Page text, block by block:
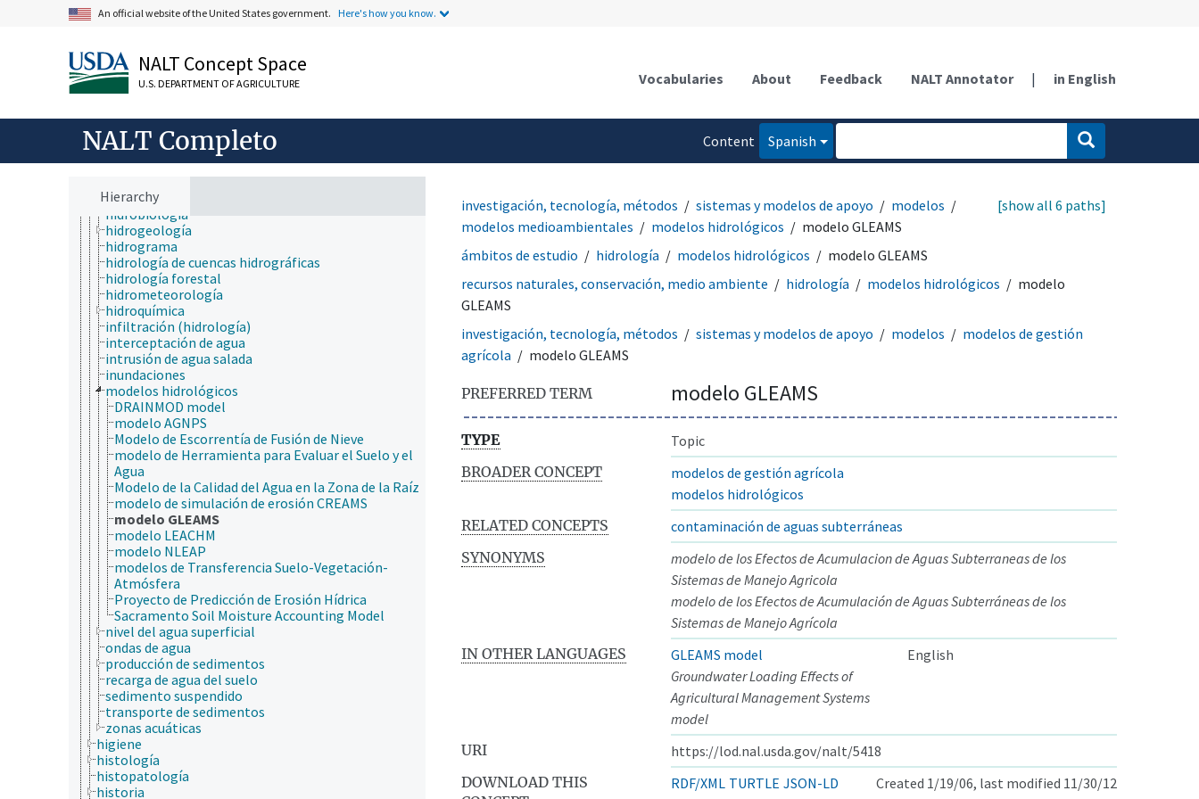
An official website of the United States government. Here's how you know.
NALT Concept Space
U.S. DEPARTMENT OF AGRICULTURE Vocabularies About Feedback NALT Annotator | in English
NALT Completo
Content
Spanish
Hierarchy
agua
almacenamiento en superficie
canalización
capa freática
ciclo hidrológico
datos hidrológicos
demanda de evaporación
estancamiento (natural)
evapotranspiración
factores hidrológicos
flujo de agua
hidrobiología
hidrogeología
hidrograma
hidrología de cuencas hidrográficas
hidrología forestal
hidrometeorología
hidroquímica
infiltración (hidrología)
interceptación de agua
intrusión de agua salada
inundaciones
modelos hidrológicos
DRAINMOD model
modelo AGNPS
Modelo de Escorrentía de Fusión de Nieve
modelo de Herramienta para Evaluar el Suelo y el
Agua
Modelo de la Calidad del Agua en la Zona de la Raíz
modelo de simulación de erosión CREAMS
modelo GLEAMS
modelo LEACHM
modelo NLEAP
modelos de Transferencia Suelo-Vegetación-
Atmósfera
Proyecto de Predicción de Erosión Hídrica
Sacramento Soil Moisture Accounting Model
nivel del agua superficial
ondas de agua
producción de sedimentos
recarga de agua del suelo
sedimento suspendido
transporte de sedimentos
zonas acuáticas
higiene
histología
histopatología
historia
investigación, tecnología, métodos sistemas y modelos de apoyo
modelos
modelos medioambientales
modelos hidrológicos modelo GLEAMS
[show all 6 paths]
ámbitos de estudio hidrología modelos hidrológicos
modelo GLEAMS
recursos naturales, conservación, medio ambiente
hidrología modelos hidrológicos
modelo
GLEAMS
investigación, tecnología, métodos
sistemas y modelos de apoyo modelos
modelos de gestión
agrícola
modelo GLEAMS
PREFERRED TERM modelo GLEAMS
TYPE
Topic
BROADER CONCEPT
modelos de gestión agrícola
modelos hidrológicos
RELATED CONCEPTS
contaminación de aguas subterráneas
SYNONYMS
modelo de los Efectos de Acumulacion de Aguas Subterraneas de los
Sistemas de Manejo Agricola
modelo de los Efectos de Acumulación de Aguas Subterráneas de los
Sistemas de Manejo Agrícola
IN OTHER LANGUAGES
GLEAMS model
English
Groundwater Loading Effects of
Agricultural Management Systems
model
URI
https://lod.nal.usda.gov/nalt/5418
DOWNLOAD THIS
RDF/XML TURTLE JSON-LD Created 1/19/06, last modified 11/30/12